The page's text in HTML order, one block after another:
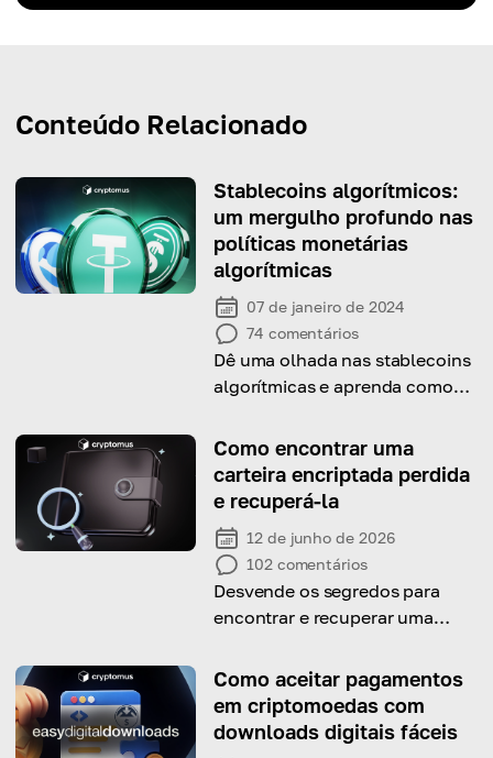
Conteúdo Relacionado
Stablecoins algorítmicos:
um mergulho profundo nas
políticas monetárias
algorítmicas
07 de janeiro de 2024
74 comentários
Dê uma olhada nas stablecoins
algorítmicas e aprenda como
Como encontrar uma
carteira encriptada perdida
e recuperá-la
12 de junho de 2026
102 comentários
Desvende os segredos para
encontrar e recuperar uma
recupere os seus ativos digitais
com dicas de especialistas e
estratégias comprovadas.
Como aceitar pagamentos
em criptomoedas com
downloads digitais fáceis